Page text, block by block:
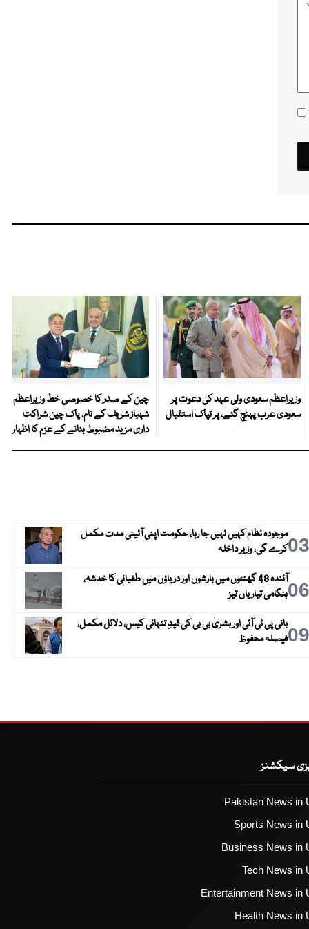
وزیراعظم سعودی ولی عہد کی دعوت پر
سعودی عرب پہنچ گئے، پر تپاک استقبال
چین کے صدر کا خصوصی خط وزیراعظم
شہباز شریف کے نام، پاک چین شراکت
داری مزید مضبوط بنانے کے عزم کا اظہار
03موجودہ نظام کہیں نہیں جا رہا، حکومت اپنی آئینی مدت مکمل
کرے گی، وزیر داخلہ
06
آئندہ 48 گھنٹوں میں بارشوں اور دریاؤں میں طغیانی کا خدشہ،
ہنگامی تیاریاں تیز
09بانی پی ٹی آئی اور بشریٰ بی بی کی قیدِ تنہائی کیس، دلائل مکمل،
فیصلہ محفوظ
سیکشنز
Pakistan News in
Sports News in
Business News in
Tech News in
Entertainment News in
Health News in